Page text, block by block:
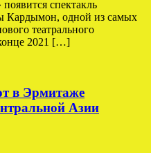
спектакль
Кардымон, одной из самых
театрального
2021 […]
в Эрмитаже
Азии